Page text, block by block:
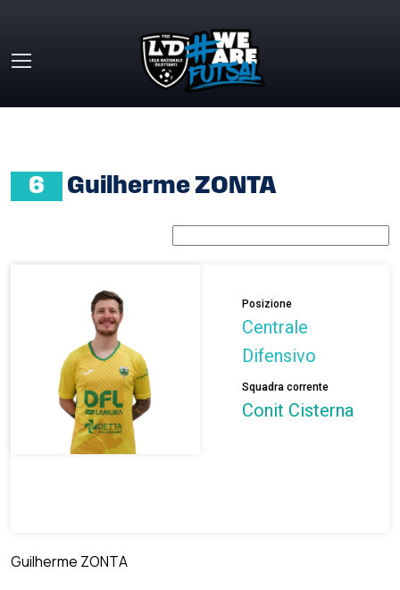
6 Guilherme ZONTA
Posizione
Centrale
Difensivo
Squadra corrente
Conit Cisterna
Guilherme ZONTA